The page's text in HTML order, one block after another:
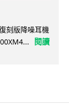
刻版降噪耳機
閱讀